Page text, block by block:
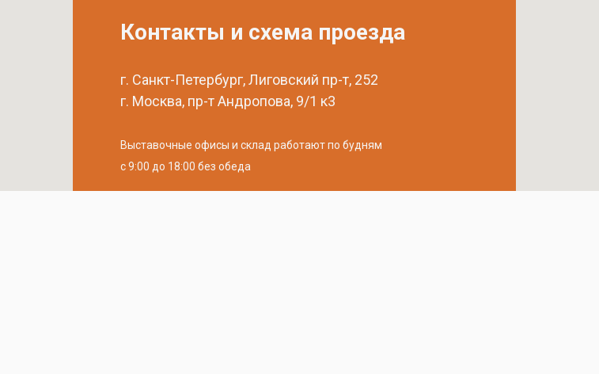
Контакты и схема проезда
г. Санкт-Петербург, Лиговский пр-т, 252
г. Москва, пр-т Андропова, 9/1 к3
Выставочные офисы и склад работают по будням
с 9:00 до 18:00 без обеда